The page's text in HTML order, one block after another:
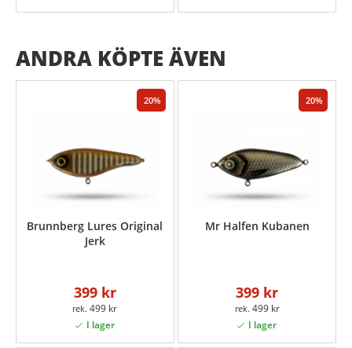
ANDRA KÖPTE ÄVEN
20
Brunnberg Lures Original
Jerk
399 kr
499 kr
20
Mr Halfen Kubanen
399 kr
499 kr